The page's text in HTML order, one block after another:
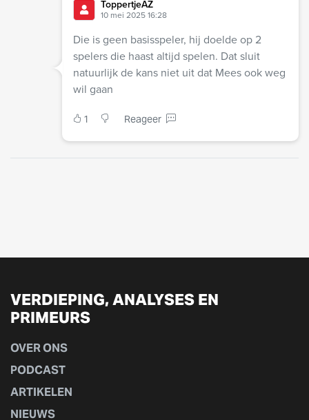
ToppertjeAZ
10 mei 2025 16:28
Die is geen basisspeler, hij doelde op 2
spelers die haast altijd spelen. Dat sluit
natuurlijk de kans niet uit dat Mees ook weg
wil gaan
1 Reageer
VERDIEPING, ANALYSES EN
PRIMEURS
OVER ONS
PODCAST
ARTIKELEN
NIEUWS